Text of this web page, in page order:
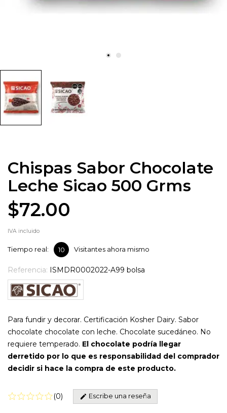
Chispas Sabor Chocolate
Leche Sicao 500 Grms
$72.00
IVA incluido
Tiempo real: 10 Visitantes ahora mismo
Referencia: ISMDR0002022-A99 bolsa
Para fundir y decorar. Certificación Kosher Dairy. Sabor
chocolate chocolate con leche. Chocolate sucedáneo. No
requiere temperado. El chocolate podría llegar
derretido por lo que es responsabilidad del comprador
decidir si hace la compra de este producto.
(0) Escribe una reseña